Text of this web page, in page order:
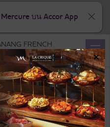
FRENCH
HILLS
×
บน Accor App